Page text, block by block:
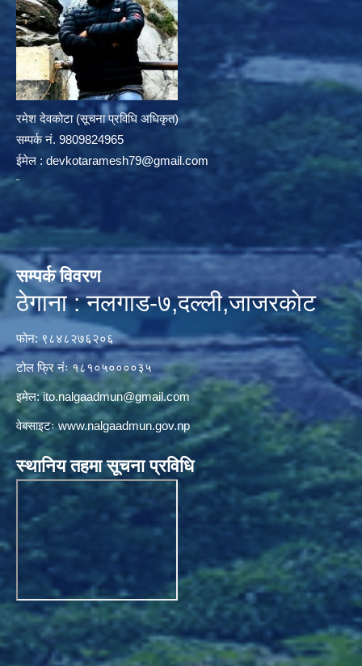
रमेश देवकोटा (सूचना प्रविधि अधिकृत)
सम्पर्क न‌ं. 9809824965
ईमेल : devkotaramesh79@gmail.com
सम्पर्क विवरण
ठेगाना : नलगाड-७,दल्ली,जाजरकाेट
फोन: ९८४८२७६२०६
टोल फ्रि नंः १८१०५००००३५
इमेल:ito.nalgaadmun@gmail.com
वेबसाइटःwww.nalgaadmun.gov.np
स्थानिय तहमा सूचना प्रविधि